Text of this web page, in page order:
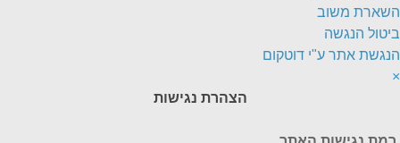
השארת משוב
ביטול הנגשה
הנגשת אתר ע"י דוטקום
×
הצהרת נגישות